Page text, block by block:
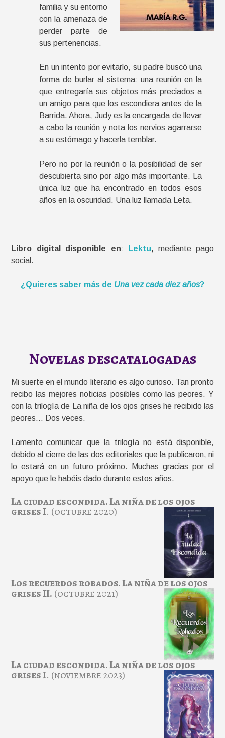
familia y su entorno
con la amenaza de
perder parte de
sus pertenencias.
En un intento por evitarlo, su padre buscó una
forma de burlar al sistema: una reunión en la
que entregaría sus objetos más preciados a
un amigo para que los escondiera antes de la
Barrida. Ahora, Judy es la encargada de llevar
a cabo la reunión y nota los nervios agarrarse
a su estómago y hacerla temblar.
Pero no por la reunión o la posibilidad de ser
descubierta sino por algo más importante. La
única luz que ha encontrado en todos esos
años en la oscuridad. Una luz llamada Leta.
Libro digital disponible en: Lektu, mediante pago
social.
¿Quieres saber más de Una vez cada diez años?
Novelas descatalogadas
Mi suerte en el mundo literario es algo curioso. Tan pronto
recibo las mejores noticias posibles como las peores. Y
con la trilogía de La niña de los ojos grises he recibido las
peores… Dos veces.
Lamento comunicar que la trilogía no está disponible,
debido al cierre de las dos editoriales que la publicaron, ni
lo estará en un futuro próximo. Muchas gracias por el
apoyo que le habéis dado durante estos años.
La ciudad escondida. La niña de los ojos
grises I. (octubre 2020)
Los recuerdos robados. La niña de los ojos
grises II. (octubre 2021)
La ciudad escondida. La niña de los ojos
grises I. (noviembre 2023)